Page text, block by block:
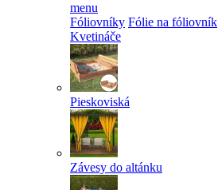
menu
Fóliovníky Fólie na fóliovník
Kvetináče
Pieskoviská
Závesy do altánku